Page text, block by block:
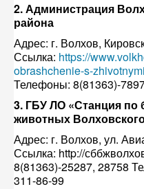
2. Администрация
района
Адрес: г. Волхов,
Ссылка: https://
obrashchenie-s-zhivotnymi
Телефоны: 8(81363)-
3. ГБУ ЛО «Станция по
животных
Адрес: г. Волхов, ул.
Ссылка: http://
8(81363)-25287, 28758
311-86-99